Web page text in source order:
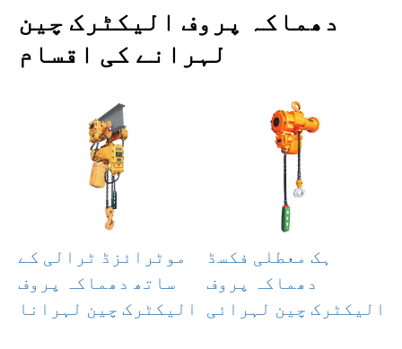
دھماکہ پروف الیکٹرک چین
لہرانے کی اقسام
موٹرائزڈ ٹرالی کے
ساتھ دھماکہ پروف
الیکٹرک چین لہرانا
ہک معطلی فکسڈ
دھماکہ پروف
الیکٹرک چین لہرائی